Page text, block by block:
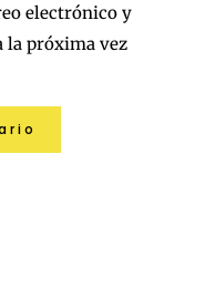
electrónico y
la próxima vez